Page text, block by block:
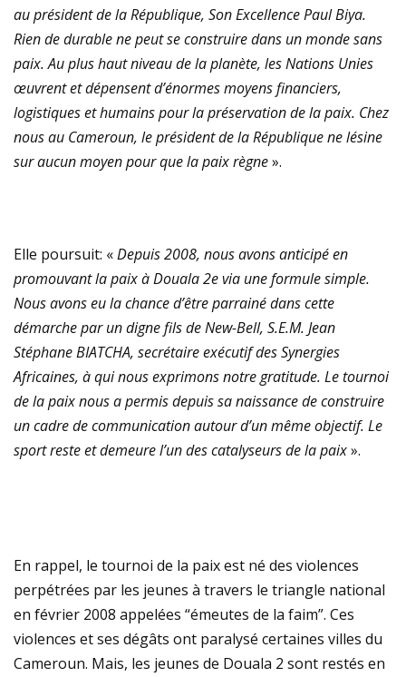
au président de la République, Son Excellence Paul Biya.
Rien de durable ne peut se construire dans un monde sans
paix. Au plus haut niveau de la planète, les Nations Unies
œuvrent et dépensent d’énormes moyens financiers,
logistiques et humains pour la préservation de la paix. Chez
nous au Cameroun, le président de la République ne lésine
sur aucun moyen pour que la paix règne».
Elle poursuit: «Depuis 2008, nous avons anticipé en
promouvant la paix à Douala 2e via une formule simple.
Nous avons eu la chance d’être parrainé dans cette
démarche par un digne fils de New-Bell, S.E.M. Jean
Stéphane BIATCHA, secrétaire exécutif des Synergies
Africaines, à qui nous exprimons notre gratitude. Le tournoi
de la paix nous a permis depuis sa naissance de construire
un cadre de communication autour d’un même objectif. Le
sport reste et demeure l’un des catalyseurs de la paix».
En rappel, le tournoi de la paix est né des violences
perpétrées par les jeunes à travers le triangle national
en février 2008 appelées “émeutes de la faim”. Ces
violences et ses dégâts ont paralysé certaines villes du
Cameroun. Mais, les jeunes de Douala 2 sont restés en